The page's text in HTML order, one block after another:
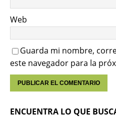
Web
Guarda mi nombre,
este navegador para la
ENCUENTRA LO QUE